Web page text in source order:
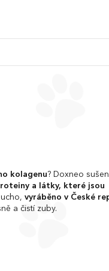
kolagenu? Doxneo
a látky, které jsou
vyráběno v České
a čistí zuby.